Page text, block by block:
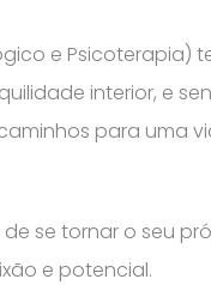
e Psicoterapia)
interior, e
para uma
se tornar o seu
e potencial.